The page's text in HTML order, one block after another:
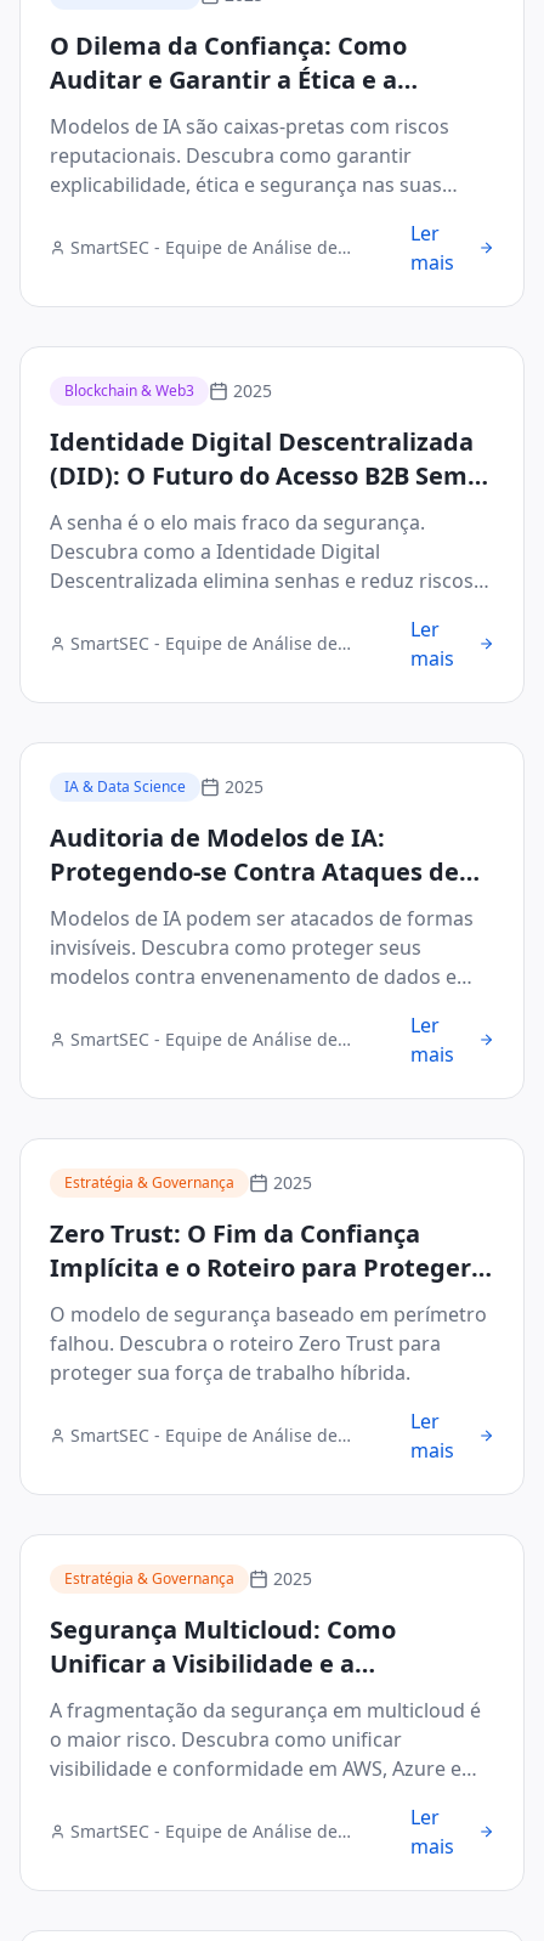
O Dilema da Confiança: Como
Auditar e Garantir a Ética e a
Segurança dos Modelos de IA no Seu
Negócio
Modelos de IA são caixas-pretas com riscos
reputacionais. Descubra como garantir
explicabilidade, ética e segurança nas suas
SmartSEC - Equipe de Análise de
Ler
mais
Blockchain & Web3 2025
Identidade Digital Descentralizada
(DID): O Futuro do Acesso B2B Sem
Senhas e Sem Falhas
A senha é o elo mais fraco da segurança.
Descubra como a Identidade Digital
Descentralizada elimina senhas e reduz riscos
SmartSEC - Equipe de Análise de
Ler
mais
IA & Data Science 2025
Auditoria de Modelos de IA:
Protegendo-se Contra Ataques de
Evasão e Envenenamento de Dados
Modelos de IA podem ser atacados de formas
invisíveis. Descubra como proteger seus
modelos contra envenenamento de dados e
SmartSEC - Equipe de Análise de
Ler
mais
Estratégia & Governança 2025
Zero Trust: O Fim da Confiança
Implícita e o Roteiro para Proteger o
Acesso Híbrido
O modelo de segurança baseado em perímetro
falhou. Descubra o roteiro Zero Trust para
proteger sua força de trabalho híbrida.
SmartSEC - Equipe de Análise de
Ler
mais
Estratégia & Governança 2025
Segurança Multicloud: Como
Unificar a Visibilidade e a
Conformidade em Ambientes
Híbridos
A fragmentação da segurança em multicloud é
o maior risco. Descubra como unificar
visibilidade e conformidade em AWS, Azure e
SmartSEC - Equipe de Análise de
Ler
mais